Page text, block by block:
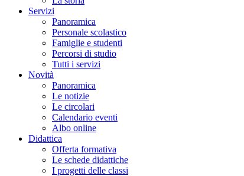
Servizi
Panoramica
Personale scolastico
Famiglie e studenti
Percorsi di studio
Tutti i servizi
Novità
Panoramica
Le notizie
Le circolari
Calendario eventi
Albo online
Didattica
Offerta formativa
Le schede didattiche
I progetti delle classi